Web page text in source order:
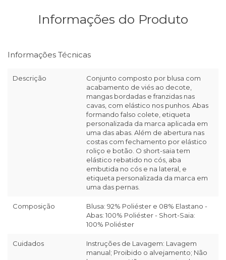
Informações do Produto
Informações Técnicas
Descrição
Conjunto composto por blusa com
acabamento de viés ao decote,
mangas bordadas e franzidas nas
cavas, com elástico nos punhos. Abas
formando falso colete, etiqueta
personalizada da marca aplicada em
uma das abas. Além de abertura nas
costas com fechamento por elástico
roliço e botão. O short-saia tem
elástico rebatido no cós, aba
embutida no cós e na lateral, e
etiqueta personalizada da marca em
uma das pernas.
Composição
Blusa: 92% Poliéster e 08% Elastano -
Abas: 100% Poliéster - Short-Saia:
100% Poliéster
Cuidados
Instruções de Lavagem: Lavagem
manual; Proibido o alvejamento; Não